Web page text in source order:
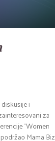
i
za
"Women
Mama Biz